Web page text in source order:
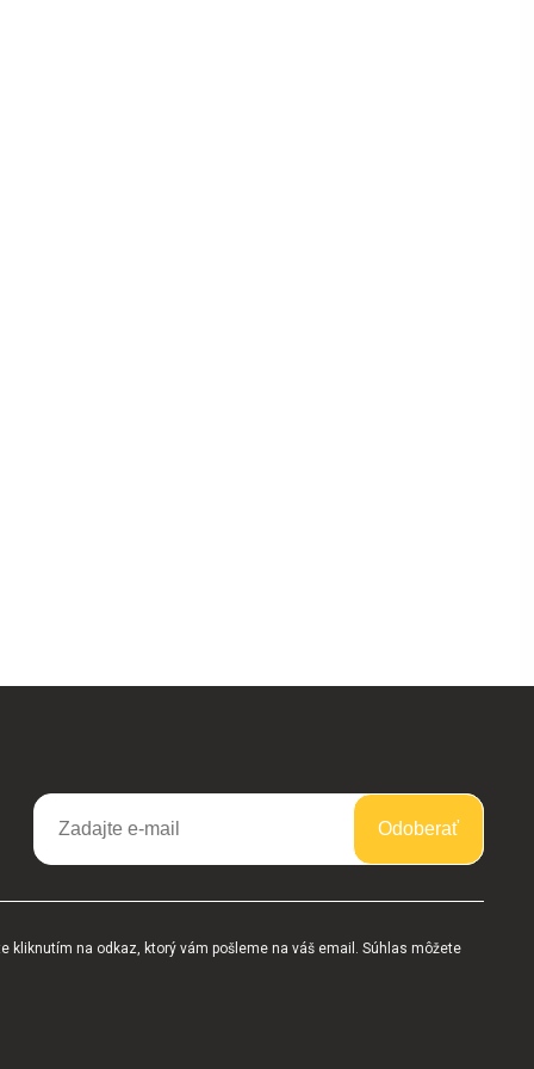
Odoberať
na odkaz, ktorý vám pošleme na váš email. Súhlas môžete